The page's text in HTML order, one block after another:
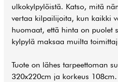
ulkokylpylöistä. Katso, mitä
vertaa kilpailijoita, kun kaikki
huomaat, että hinta on puolet
kylpylä maksaa muilta
Tuote on lähes tarpeettoman
320x220cm ja korkeus